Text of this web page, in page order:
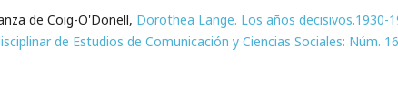
de Coig-O'Donell, Dorothea Lange. Los años decisivos.1930-
de Estudios de Comunicación y Ciencias Sociales: Núm.